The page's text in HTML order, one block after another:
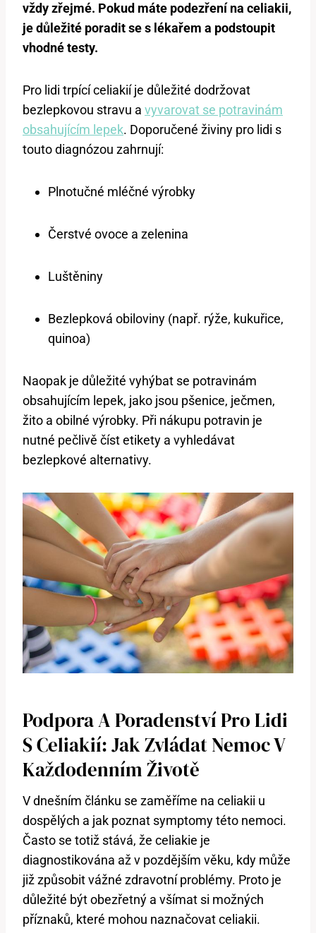
vždy zřejmé. Pokud máte podezření na celiakii,
je důležité poradit se s lékařem a podstoupit
vhodné testy.
Pro lidi trpící celiakií je důležité dodržovat
bezlepkovou stravu a vyvarovat se potravinám
obsahujícím lepek. Doporučené živiny pro lidi s
touto diagnózou zahrnují:
Plnotučné mléčné výrobky
Čerstvé ovoce a zelenina
Luštěniny
Bezlepková obiloviny (např. rýže, kukuřice,
quinoa)
Naopak je důležité vyhýbat se potravinám
obsahujícím lepek, jako jsou pšenice, ječmen,
žito a obilné výrobky. Při nákupu potravin je
nutné pečlivě číst etikety a vyhledávat
bezlepkové alternativy.
Podpora A Poradenství Pro Lidi
S Celiakií: Jak Zvládat Nemoc V
Každodenním Životě
V dnešním článku se zaměříme na celiakii u
dospělých a jak poznat symptomy této nemoci.
Často se totiž stává, že celiakie je
diagnostikována až v pozdějším věku, kdy může
již způsobit vážné zdravotní problémy. Proto je
důležité být obezřetný a všímat si možných
příznaků, které mohou naznačovat celiakii.